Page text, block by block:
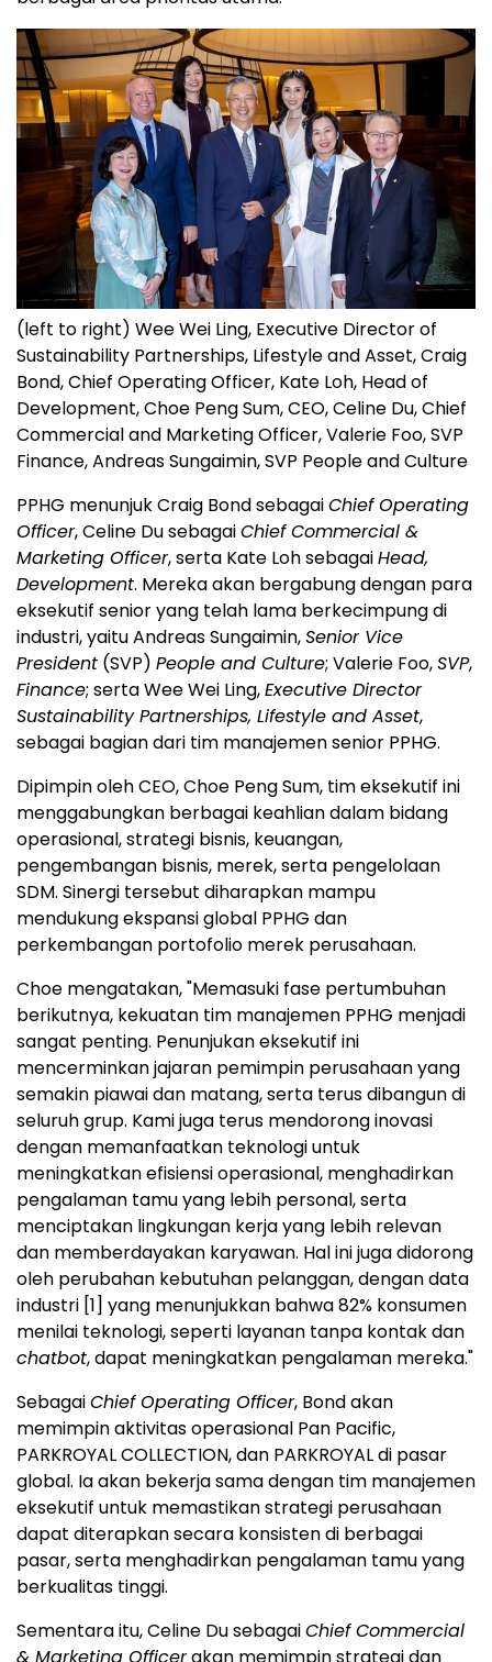
(left to right) Wee Wei Ling, Executive Director of
Sustainability Partnerships, Lifestyle and Asset, Craig
Bond, Chief Operating Officer, Kate Loh, Head of
Development, Choe Peng Sum, CEO, Celine Du, Chief
Commercial and Marketing Officer, Valerie Foo, SVP
Finance, Andreas Sungaimin, SVP People and Culture
PPHG menunjuk Craig Bond sebagaiChief Operating
Officer, Celine Du sebagaiChief Commercial &
Marketing Officer, serta Kate Loh sebagaiHead,
Development. Mereka akan bergabung dengan para
eksekutif senior yang telah lama berkecimpung di
industri, yaitu Andreas Sungaimin,Senior Vice
President (SVP) People and Culture; Valerie Foo,SVP,
Finance; serta Wee Wei Ling,Executive Director
Sustainability Partnerships, Lifestyle and Asset,
sebagai bagian dari tim manajemen senior PPHG.
Dipimpin oleh CEO, Choe Peng Sum, tim eksekutif ini
menggabungkan berbagai keahlian dalam bidang
operasional, strategi bisnis, keuangan,
pengembangan bisnis, merek, serta pengelolaan
SDM. Sinergi tersebut diharapkan mampu
mendukung ekspansi global PPHG dan
perkembangan portofolio merek perusahaan.
Choe mengatakan, "Memasuki fase pertumbuhan
berikutnya, kekuatan tim manajemen PPHG menjadi
sangat penting. Penunjukan eksekutif ini
mencerminkan jajaran pemimpin perusahaan yang
semakin piawai dan matang, serta terus dibangun di
seluruh grup. Kami juga terus mendorong inovasi
dengan memanfaatkan teknologi untuk
meningkatkan efisiensi operasional, menghadirkan
pengalaman tamu yang lebih personal, serta
menciptakan lingkungan kerja yang lebih relevan
dan memberdayakan karyawan. Hal ini juga didorong
oleh perubahan kebutuhan pelanggan, dengan data
industri [1] yang menunjukkan bahwa 82% konsumen
menilai teknologi, seperti layanan tanpa kontak dan
chatbot, dapat meningkatkan pengalaman mereka."
SebagaiChief Operating Officer, Bond akan
memimpin aktivitas operasional Pan Pacific,
PARKROYAL COLLECTION, dan PARKROYAL di pasar
global. Ia akan bekerja sama dengan tim manajemen
eksekutif untuk memastikan strategi perusahaan
dapat diterapkan secara konsisten di berbagai
pasar, serta menghadirkan pengalaman tamu yang
berkualitas tinggi.
Sementara itu, Celine Du sebagaiChief Commercial